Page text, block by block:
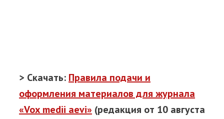
> Скачать: Правила подачи и
оформления материалов для журнала
«Vox medii aevi» (редакция от 10 августа